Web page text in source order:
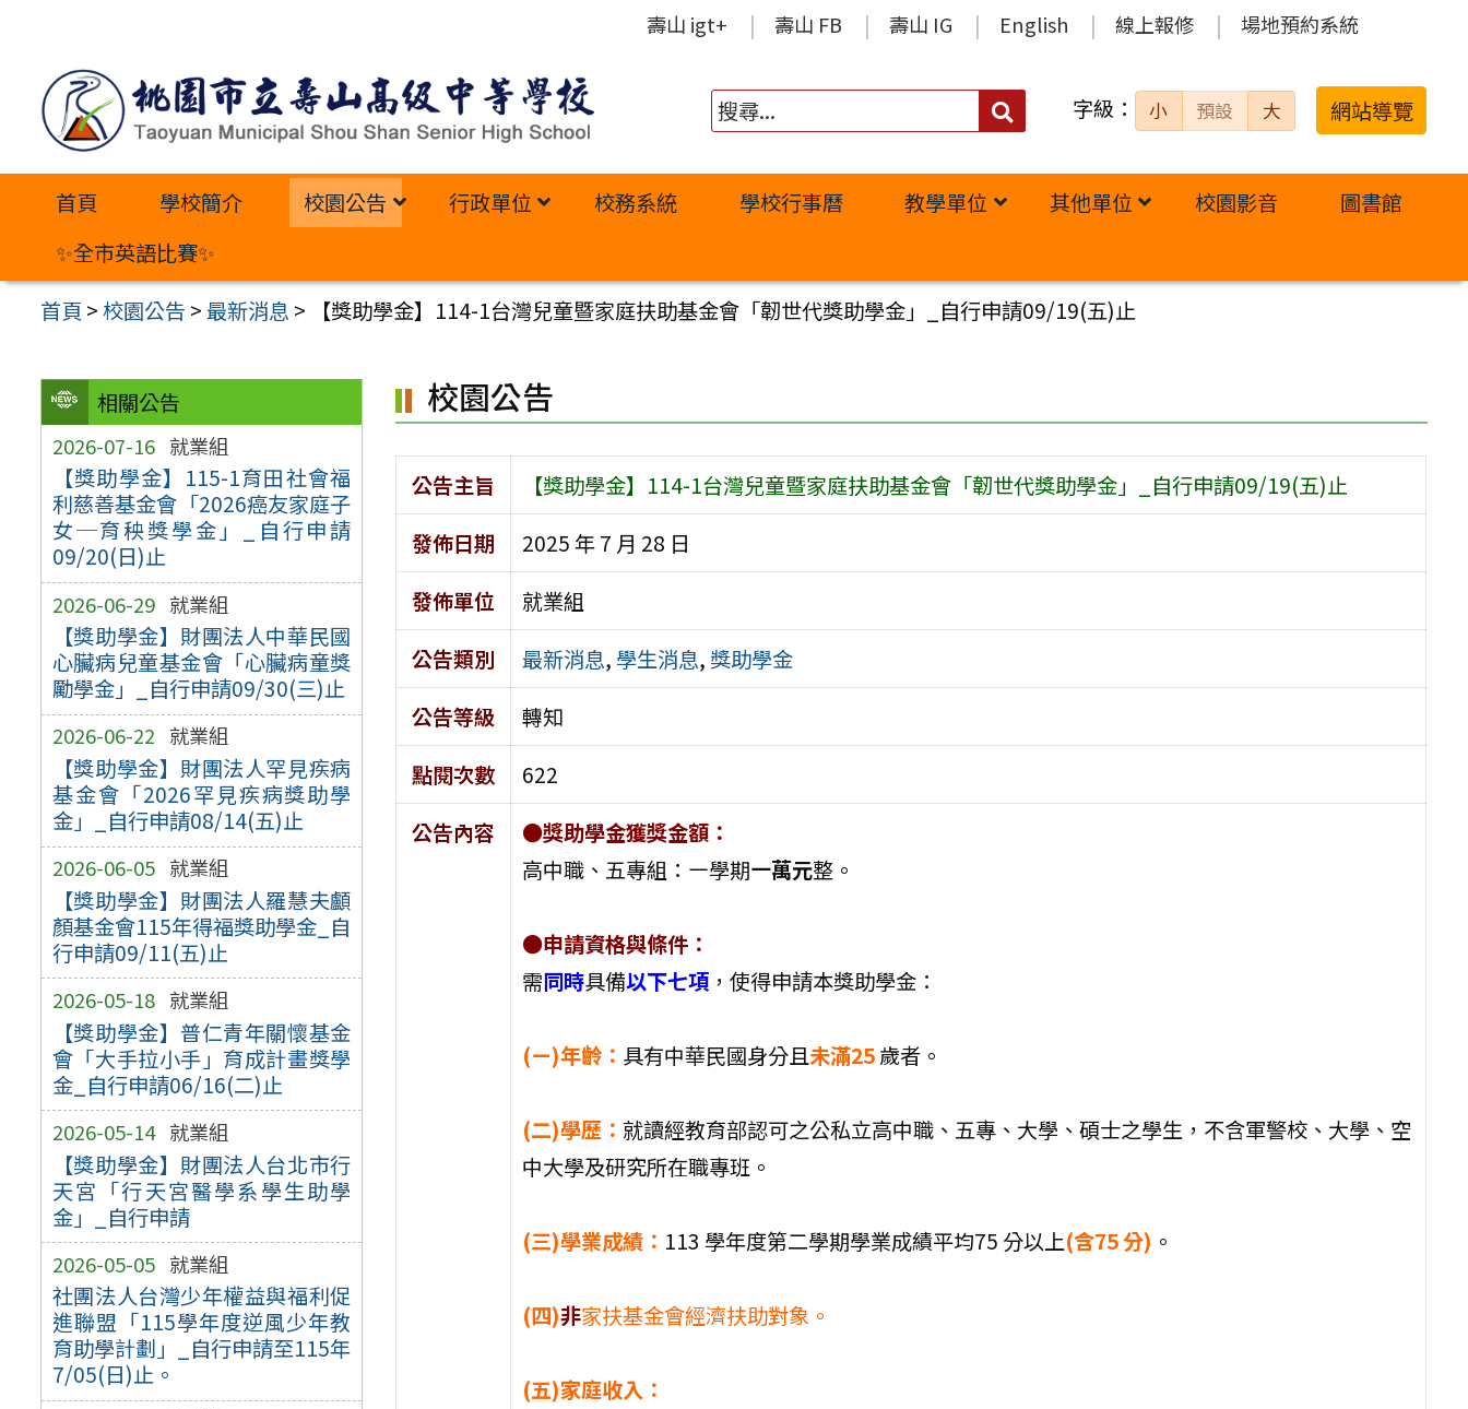
內
壽山 igt+ 壽山 FB 壽山 IG English 線上報修 場地預約系統
搜
字級： 小 預設 大 網站導覽
首頁 學校簡介 校園公告 行政單位 校務系統 學校行事曆 教學單位 其他單位 校園影音
圖書館
✨全市英語比賽✨
首頁 >校園公告 >最新消息 > 【獎助學金】114-1台灣兒童暨家庭扶助基金會「韌世代獎助學金」_自行申請09/19(五)止
相關公告
2026-07-16 就業組
【獎助學金】115-1育田社會福
利慈善基金會「2026癌友家庭子
女─育秧獎學金」_自行申請
09/20(日)止
2026-06-29 就業組
【獎助學金】財團法人中華民國
心臟病兒童基金會「心臟病童獎
勵學金」_自行申請09/30(三)止
2026-06-22 就業組
【獎助學金】財團法人罕見疾病
基金會「2026罕見疾病獎助學
金」_自行申請08/14(五)止
2026-06-05 就業組
【獎助學金】財團法人羅慧夫顱
顏基金會115年得福獎助學金_自
行申請09/11(五)止
2026-05-18 就業組
【獎助學金】普仁青年關懷基金
會「大手拉小手」育成計畫獎學
金_自行申請06/16(二)止
2026-05-14 就業組
【獎助學金】財團法人台北市行
天宮「行天宮醫學系學生助學
金」_自行申請
2026-05-05 就業組
社團法人台灣少年權益與福利促
進聯盟「115學年度逆風少年教
育助學計劃」_自行申請至115年
7/05(日)止。
校園公告
公告主旨
【獎助學金】114-1台灣兒童暨家庭扶助基金會「韌世代獎助學金」_自行申請09/19(五)止
發佈日期
2025 年 7 月 28 日
發佈單位
就業組
公告類別
最新消息, 學生消息, 獎助學金
公告等級
轉知
點閱次數
622
公告內容
●獎助學金獲獎金額：
高中職、五專組：㇐學期㇐萬元整。
●申請資格與條件：
需同時具備以下七項，使得申請本獎助學金：
(ㄧ)年齡： 具有中華民國身分且未滿25歲者。
(二)學歷： 就讀經教育部認可之公私立高中職、五專、大學、碩士之學生，不含軍警校、大學、空
中大學及研究所在職專班。
(三)學業成績： 113 學年度第二學期學業成績平均75 分以上(含75 分) 。
(四)非家扶基金會經濟扶助對象。
(五)家庭收入：